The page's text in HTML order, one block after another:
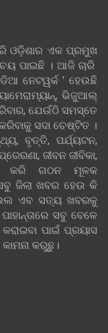
ଓଡ଼ିଶାର ଏକ ପ୍ରମୁଖ
ପାଇଛି । ଆଜି ଚାରି
ନେଟୱର୍କ ’ ହେଉଛି
ଭିଜୁଆଲ୍
ଯେଉଁଠି ସମସ୍ତେ
ସଦା ଚେଷ୍ଟିତ ।
ବୃତ୍ତି, ପର୍ଯ୍ୟଟନ,
ଜୀବନ ଜୀବିକା,
କରି ଗଠନ ମୂଳକ
ଜିଲା ଖବର ହେଉ କି
ଏବ ସତ୍ୟ ଖବରକୁ
ସବୁ ବେଳେ
ପାଇଁ ପ୍ରୟାସ
କରୁଛୁ।